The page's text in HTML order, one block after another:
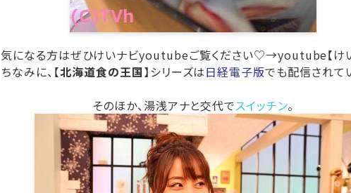
気になる方はぜひけいナビyoutubeご覧ください♡→youtube【け
ちなみに、【北海道食の王国】シリーズは日経電子版でも配信されて
そのほか、湯浅アナと交代でスイッチン。